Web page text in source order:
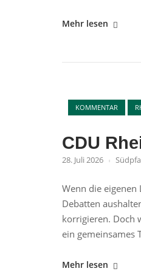
"Demokratie
Mehr lesen
KOMMENTAR
CDU
28. Juli 2026
Wenn die
Debatten
korrigieren. Doch
ein gemeinsames
"CDU
Mehr lesen